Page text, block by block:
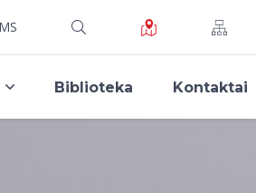
Biblioteka Kontaktai